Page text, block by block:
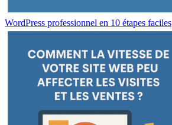
WordPress professionnel en 10 étapes faciles